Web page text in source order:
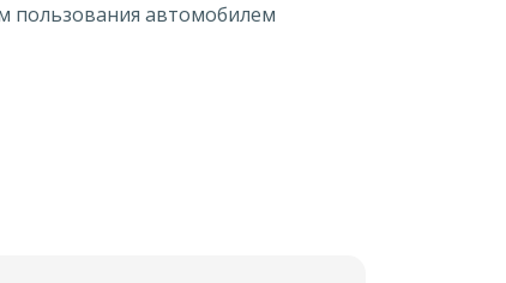
пользования автомобилем